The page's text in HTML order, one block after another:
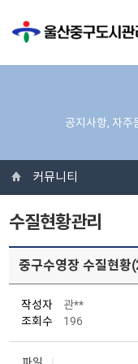
공지사항, 자주
커뮤니티
수질현황관리
중구수영장 수질현황
작성자 관**
조회수
196